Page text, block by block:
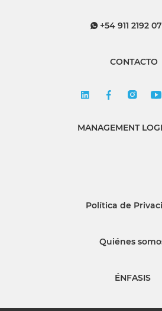
+54 911 2192
CONTACTO
MANAGEMENT
Política de
Quiénes
ÉNFASIS